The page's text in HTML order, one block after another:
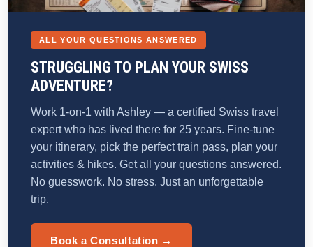
ALL YOUR QUESTIONS ANSWERED
STRUGGLING TO PLAN YOUR SWISS
ADVENTURE?
Work 1-on-1 with Ashley — a certified Swiss travel
expert who has lived there for 25 years. Fine-tune
your itinerary, pick the perfect train pass, plan your
activities & hikes. Get all your questions answered.
No guesswork. No stress. Just an unforgettable
trip.
Book a Consultation →